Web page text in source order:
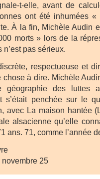
t-elle, avant de
ont été inhumées
À la fin, Michèle Audin
morts » lors de la
pas sérieux.
respectueuse et
à dire. Michèle
géographie des luttes
s’était penchée sur le
avec La maison hantée
alsacienne qu’elle
ans. 71, comme l’année
novembre 25